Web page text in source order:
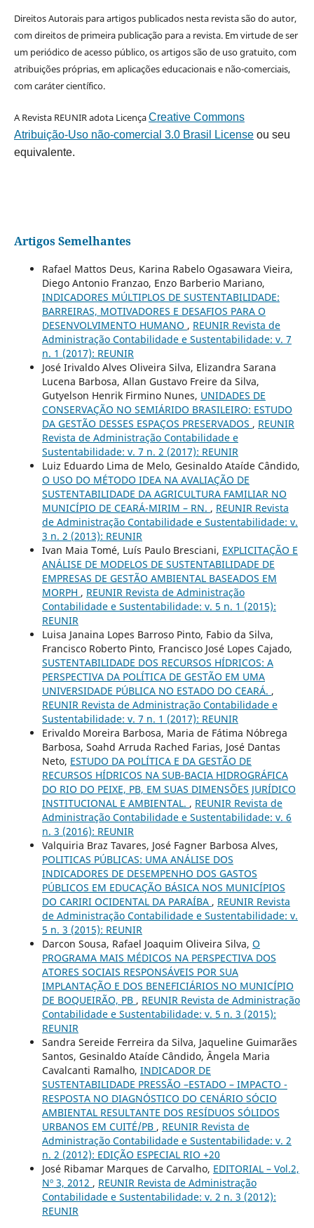
Direitos Autorais para artigos publicados nesta revista são do autor,
com direitos de primeira publicação para a revista. Em virtude de ser
um periódico de acesso público, os artigos são de uso gratuito, com
atribuições próprias, em aplicações educacionais e não-comerciais,
com caráter científico.
A Revista REUNIR adota LicençaCreative Commons
Atribuição-Uso não-comercial 3.0 Brasil Licenseou seu
equivalente.
Artigos Semelhantes
Rafael Mattos Deus, Karina Rabelo Ogasawara Vieira,
Diego Antonio Franzao, Enzo Barberio Mariano,
INDICADORES MÚLTIPLOS DE SUSTENTABILIDADE:
BARREIRAS, MOTIVADORES E DESAFIOS PARA O
DESENVOLVIMENTO HUMANO , REUNIR Revista de
Administração Contabilidade e Sustentabilidade: v. 7
n. 1 (2017): REUNIR
José Irivaldo Alves Oliveira Silva, Elizandra Sarana
Lucena Barbosa, Allan Gustavo Freire da Silva,
Gutyelson Henrik Firmino Nunes, UNIDADES DE
CONSERVAÇÃO NO SEMIÁRIDO BRASILEIRO: ESTUDO
DA GESTÃO DESSES ESPAÇOS PRESERVADOS , REUNIR
Revista de Administração Contabilidade e
Sustentabilidade: v. 7 n. 2 (2017): REUNIR
Luiz Eduardo Lima de Melo, Gesinaldo Ataíde Cândido,
O USO DO MÉTODO IDEA NA AVALIAÇÃO DE
SUSTENTABILIDADE DA AGRICULTURA FAMILIAR NO
MUNICÍPIO DE CEARÁ-MIRIM – RN. , REUNIR Revista
de Administração Contabilidade e Sustentabilidade: v.
3 n. 2 (2013): REUNIR
Ivan Maia Tomé, Luís Paulo Bresciani, EXPLICITAÇÃO E
ANÁLISE DE MODELOS DE SUSTENTABILIDADE DE
EMPRESAS DE GESTÃO AMBIENTAL BASEADOS EM
MORPH , REUNIR Revista de Administração
Contabilidade e Sustentabilidade: v. 5 n. 1 (2015):
REUNIR
Luisa Janaina Lopes Barroso Pinto, Fabio da Silva,
Francisco Roberto Pinto, Francisco José Lopes Cajado,
SUSTENTABILIDADE DOS RECURSOS HÍDRICOS: A
PERSPECTIVA DA POLÍTICA DE GESTÃO EM UMA
UNIVERSIDADE PÚBLICA NO ESTADO DO CEARÁ. ,
REUNIR Revista de Administração Contabilidade e
Sustentabilidade: v. 7 n. 1 (2017): REUNIR
Erivaldo Moreira Barbosa, Maria de Fátima Nóbrega
Barbosa, Soahd Arruda Rached Farias, José Dantas
Neto, ESTUDO DA POLÍTICA E DA GESTÃO DE
RECURSOS HÍDRICOS NA SUB-BACIA HIDROGRÁFICA
DO RIO DO PEIXE, PB, EM SUAS DIMENSÕES JURÍDICO
INSTITUCIONAL E AMBIENTAL. , REUNIR Revista de
Administração Contabilidade e Sustentabilidade: v. 6
n. 3 (2016): REUNIR
Valquiria Braz Tavares, José Fagner Barbosa Alves,
POLITICAS PÚBLICAS: UMA ANÁLISE DOS
INDICADORES DE DESEMPENHO DOS GASTOS
PÚBLICOS EM EDUCAÇÃO BÁSICA NOS MUNICÍPIOS
DO CARIRI OCIDENTAL DA PARAÍBA , REUNIR Revista
de Administração Contabilidade e Sustentabilidade: v.
5 n. 3 (2015): REUNIR
Darcon Sousa, Rafael Joaquim Oliveira Silva, O
PROGRAMA MAIS MÉDICOS NA PERSPECTIVA DOS
ATORES SOCIAIS RESPONSÁVEIS POR SUA
IMPLANTAÇÃO E DOS BENEFICIÁRIOS NO MUNICÍPIO
DE BOQUEIRÃO, PB , REUNIR Revista de Administração
Contabilidade e Sustentabilidade: v. 5 n. 3 (2015):
REUNIR
Sandra Sereide Ferreira da Silva, Jaqueline Guimarães
Santos, Gesinaldo Ataíde Cândido, Ângela Maria
Cavalcanti Ramalho, INDICADOR DE
SUSTENTABILIDADE PRESSÃO –ESTADO – IMPACTO -
RESPOSTA NO DIAGNÓSTICO DO CENÁRIO SÓCIO
AMBIENTAL RESULTANTE DOS RESÍDUOS SÓLIDOS
URBANOS EM CUITÉ/PB , REUNIR Revista de
Administração Contabilidade e Sustentabilidade: v. 2
n. 2 (2012): EDIÇÃO ESPECIAL RIO +20
José Ribamar Marques de Carvalho, EDITORIAL – Vol.2,
Nº 3, 2012 , REUNIR Revista de Administração
Contabilidade e Sustentabilidade: v. 2 n. 3 (2012):
REUNIR